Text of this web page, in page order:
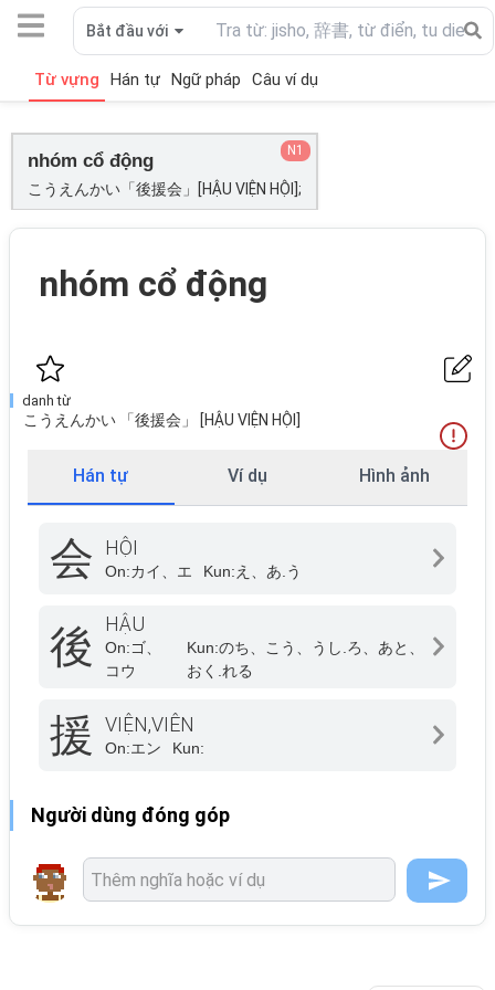
Bắt đầu với
Từ vựng Hán tự Ngữ pháp Câu ví dụ
nhóm cổ động
こうえんかい「後援会」[HẬU VIỆN HỘI];
N1
nhóm cổ động
danh từ
こうえんかい 「後援会」 [HẬU VIỆN HỘI]
Hán tự Ví dụ Hình ảnh
会 HỘI
On:カイ、エ Kun:え、あ.う
後 HẬU
On:ゴ、
コウ
Kun:のち、こう、うし.ろ、あと、
おく.れる
援 VIỆN,VIÊN
On:エン Kun:
Người dùng đóng góp